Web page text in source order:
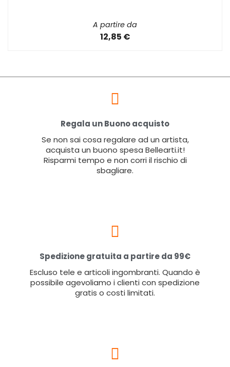
A partire da
12,85 €
Regala un Buono acquisto
Se non sai cosa regalare ad un artista,
acquista un buono spesa Bellearti.it!
Risparmi tempo e non corri il rischio di
sbagliare.
Spedizione gratuita a partire da 99€
Escluso tele e articoli ingombranti. Quando è
possibile agevoliamo i clienti con spedizione
gratis o costi limitati.